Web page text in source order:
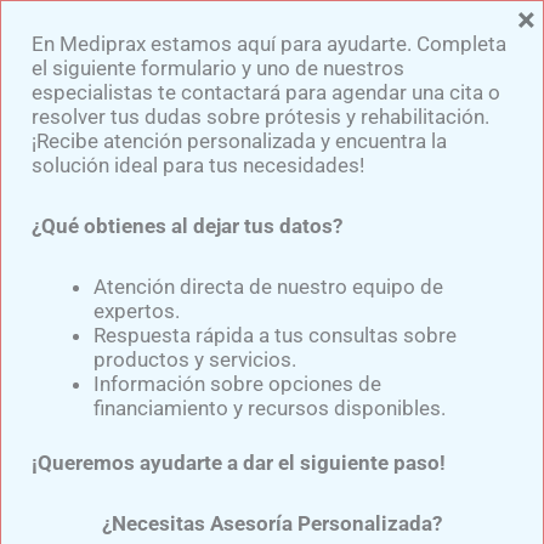
contenido
Consejos de
Mantenimiento de la
Prótesis de Brazo: Revisión
y Autocuidado
PorSamuel Medina/noviembre 29, 2024
El mantenimiento de la prótesis de brazoes
En Mediprax estamos aquí para ayudarte. Completa
el siguiente formulario y uno de nuestros
especialistas te contactará para agendar una cita o
resolver tus dudas sobre prótesis y rehabilitación.
¡Recibe atención personalizada y encuentra la
solución ideal para tus necesidades!
¿Qué obtienes al dejar tus datos?
Atención directa de nuestro equipo de
expertos.
Respuesta rápida a tus consultas sobre
productos y servicios.
Información sobre opciones de
financiamiento y recursos disponibles.
¡Queremos ayudarte a dar el siguiente paso!
¿Necesitas Asesoría Personalizada?
×